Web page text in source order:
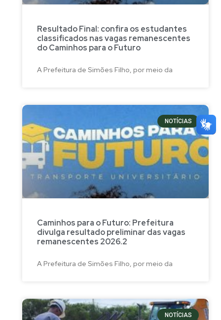
Resultado Final: confira os estudantes
classificados nas vagas remanescentes
do Caminhos para o Futuro
A Prefeitura de Simões Filho, por meio da
NOTÍCIAS
Caminhos para o Futuro: Prefeitura
divulga resultado preliminar das vagas
remanescentes 2026.2
A Prefeitura de Simões Filho, por meio da
NOTÍCIAS